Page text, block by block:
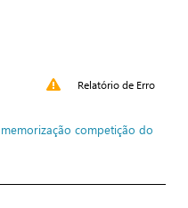
Relatório de Erro
memorização competição do